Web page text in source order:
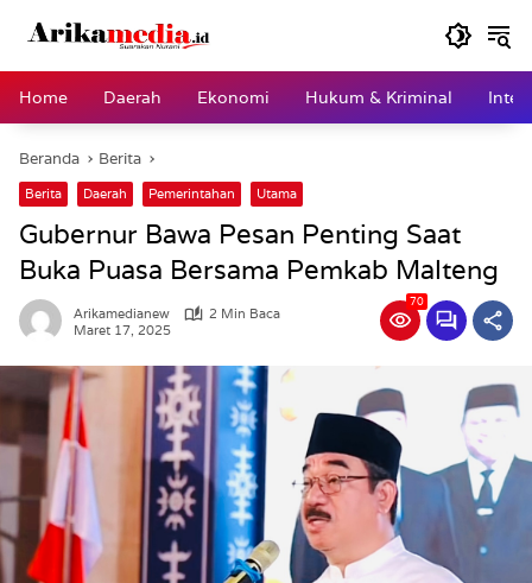
Home
Daerah Ekonomi Hukum & Kriminal
Beranda Berita
Berita Daerah Pemerintahan Utama
Gubernur Bawa Pesan Penting Saat
Buka Puasa Bersama Pemkab Malteng
Arikamedianew
2 Min Baca
Maret 17, 2025
70